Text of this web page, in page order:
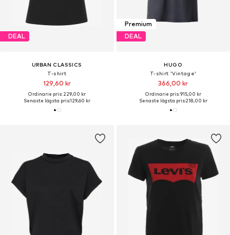
DEAL
URBAN CLASSICS
T-shirt
129,60 kr
Ordinarie pris: 229,00 kr
Senaste lägsta pris:129,60 kr
Premium
DEAL
HUGO
T-shirt 'Vintage'
366,00 kr
Ordinarie pris: 915,00 kr
Senaste lägsta pris:218,00 kr